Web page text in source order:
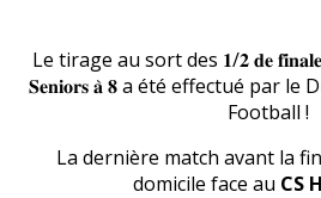
Le tirage au sort des 𝟏/𝟐 𝐝𝐞
𝐒𝐞𝐧𝐢𝐨𝐫𝐬 𝐚̀ 𝟖 a été effectué par le
Football !
La dernière match avant la
domicile face au CS